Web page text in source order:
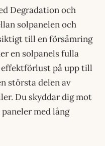
Degradation och
solpanelen och
till en försämring
en solpanels fulla
på upp till
största delen av
Du skyddar dig mot
med lång